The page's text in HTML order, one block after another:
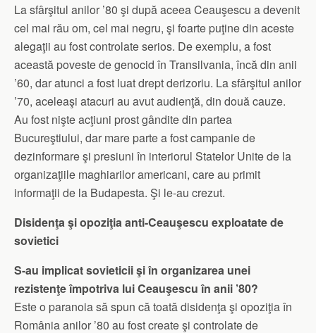
La sfârşitul anilor ’80 şi după aceea Ceauşescu a devenit
cel mai rău om, cel mai negru, şi foarte puţine din aceste
alegaţii au fost controlate serios. De exemplu, a fost
această poveste de genocid în Transilvania, încă din anii
’60, dar atunci a fost luat drept derizoriu. La sfârşitul anilor
’70, aceleaşi atacuri au avut audienţă, din două cauze.
Au fost nişte acţiuni prost gândite din partea
Bucureştiului, dar mare parte a fost campanie de
dezinformare şi presiuni în interiorul Statelor Unite de la
organizaţiile maghiarilor americani, care au primit
informaţii de la Budapesta. Şi le-au crezut.
Disidenţa şi opoziţia anti-Ceauşescu exploatate de
sovietici
S-au implicat sovieticii şi în organizarea unei
rezistenţe împotriva lui Ceauşescu în anii ’80?
Este o paranoia să spun că toată disidenţa şi opoziţia în
România anilor ’80 au fost create şi controlate de